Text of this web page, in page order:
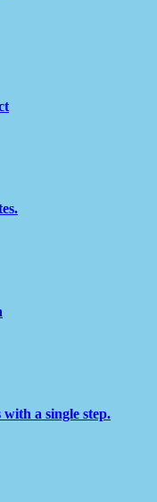
a single step.